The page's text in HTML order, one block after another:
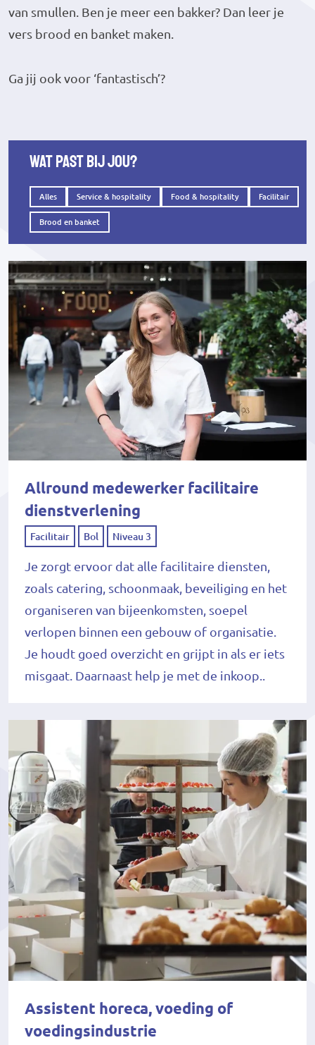
van smullen. Ben je meer een bakker? Dan leer je
vers brood en banket maken.
Ga jij ook voor ‘fantastisch’?
Wat past bij jou?
Alles Service & hospitality Food & hospitality Facilitair
Brood en banket
Allround medewerker facilitaire
dienstverlening
Facilitair Bol Niveau 3
Je zorgt ervoor dat alle facilitaire diensten,
zoals catering, schoonmaak, beveiliging en het
organiseren van bijeenkomsten, soepel
verlopen binnen een gebouw of organisatie.
Je houdt goed overzicht en grijpt in als er iets
misgaat. Daarnaast help je met de inkoop..
Assistent horeca, voeding of
voedingsindustrie